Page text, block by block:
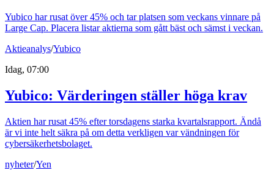
Yubico har rusat över 45% och tar platsen som veckans vinnare på
Large Cap. Placera listar aktierna som gått bäst och sämst i veckan.
Aktieanalys/Yubico
Idag, 07:00
Yubico: Värderingen ställer höga krav
Aktien har rusat 45% efter torsdagens starka kvartalsrapport. Ändå
är vi inte helt säkra på om detta verkligen var vändningen för
cybersäkerhetsbolaget.
nyheter/Yen